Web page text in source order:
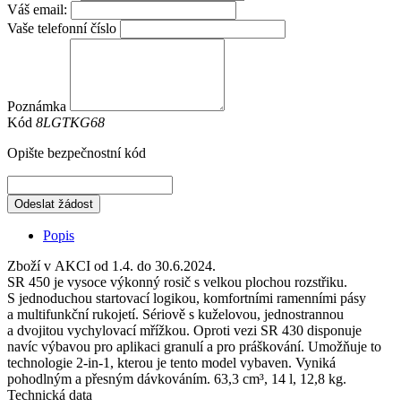
Váš email:
Vaše telefonní číslo
Poznámka
Kód 8LGTKG68
Opište bezpečnostní kód
Odeslat žádost
Popis
Zboží v AKCI od 1.4. do 30.6.2024.
SR 450 je vysoce výkonný rosič s velkou plochou rozstřiku.
S jednoduchou startovací logikou, komfortními ramenními pásy
a multifunkční rukojetí. Sériově s kuželovou, jednostrannou
a dvojitou vychylovací mřížkou. Oproti vezi SR 430 disponuje
navíc výbavou pro aplikaci granulí a pro práškování. Umožňuje to
technologie 2-in-1, kterou je tento model vybaven. Vyniká
pohodlným a přesným dávkováním. 63,3 cm³, 14 l, 12,8 kg.
Technická data